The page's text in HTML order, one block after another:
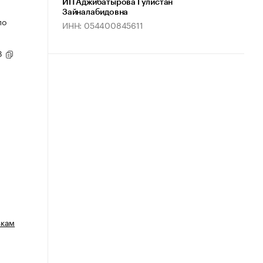
ИП Аджибатырова Гулистан
Зайналабидовна
ИНН: 054400845611